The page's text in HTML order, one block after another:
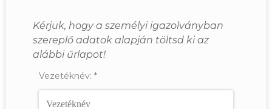
Kérjük, hogy a személyi igazolványban
szereplő adatok alapján töltsd ki az
alábbi űrlapot!
Vezetéknév: *